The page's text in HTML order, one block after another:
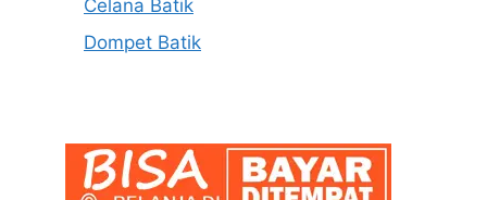
Celana Batik
Dompet Batik